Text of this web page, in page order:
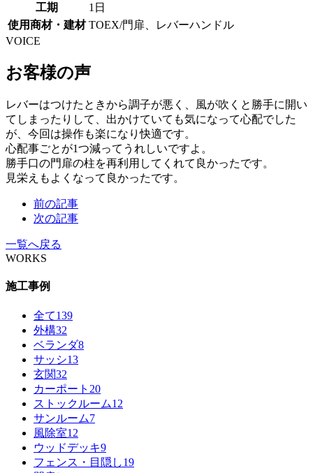
工期
1日
使用商材・建材 TOEX/門扉、レバーハンドル
VOICE
お客様の声
レバーはつけたときから調子が悪く、風が吹くと勝手に開い
てしまったりして、出かけていても気になって心配でした
が、今回は操作も楽になり快適です。
心配事ごとが1つ減ってうれしいですよ。
勝手口の門扉の柱を再利用してくれて良かったです。
見栄えもよくなって良かったです。
前の記事
次の記事
一覧へ戻る
WORKS
施工事例
全て139
外構32
ベランダ8
サッシ13
玄関32
カーポート 20
ストックルーム12
サンルーム7
風除室12
ウッドデッキ9
フェンス・目隠し19